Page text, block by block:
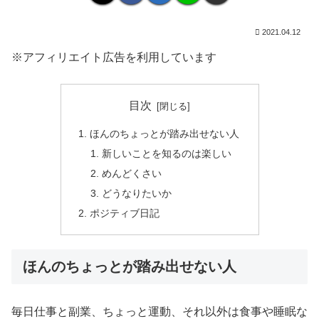
2021.04.12
※アフィリエイト広告を利用しています
目次
ほんのちょっとが踏み出せない人
新しいことを知るのは楽しい
めんどくさい
どうなりたいか
ポジティブ日記
ほんのちょっとが踏み出せない人
毎日仕事と副業、ちょっと運動、それ以外は食事や睡眠な